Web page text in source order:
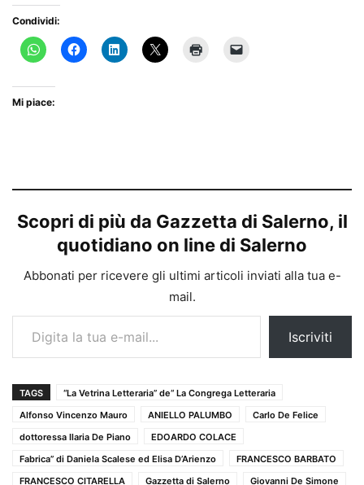
Condividi:
Mi piace:
Scopri di più da Gazzetta di Salerno, il
quotidiano on line di Salerno
Abbonati per ricevere gli ultimi articoli inviati alla tua e-
mail.
Digita la tua e-mail...
Iscriviti
TAGS
“La Vetrina Letteraria” de“ La Congrega Letteraria
Alfonso Vincenzo Mauro
ANIELLO PALUMBO
Carlo De Felice
dottoressa Ilaria De Piano
EDOARDO COLACE
Fabrica” di Daniela Scalese ed Elisa D’Arienzo
FRANCESCO BARBATO
FRANCESCO CITARELLA
Gazzetta di Salerno
Giovanni De Simone